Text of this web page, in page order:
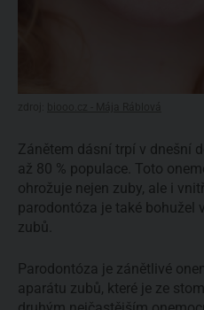
Zánětem dásní trpí v dnešní
až 80 % populace. Toto
ohrožuje nejen zuby, ale i
parodontóza je také bohužel
zubů.
Parodontóza je zánětlivé
aparátu zubů, které je ze